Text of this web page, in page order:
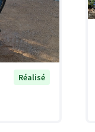
Réalisé